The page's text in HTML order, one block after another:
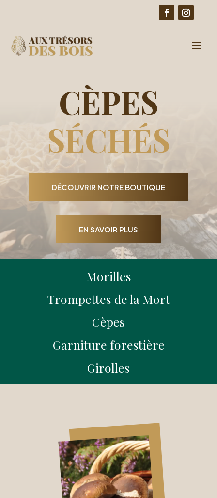
GROSSISTE DE CÈPES SÉCHÉS EN
SUISSE
CÈPES
SÉCHÉS
DÉCOUVRIR NOTRE BOUTIQUE
EN SAVOIR PLUS
Morilles
Trompettes de la Mort
Cèpes
Garniture forestière
Girolles